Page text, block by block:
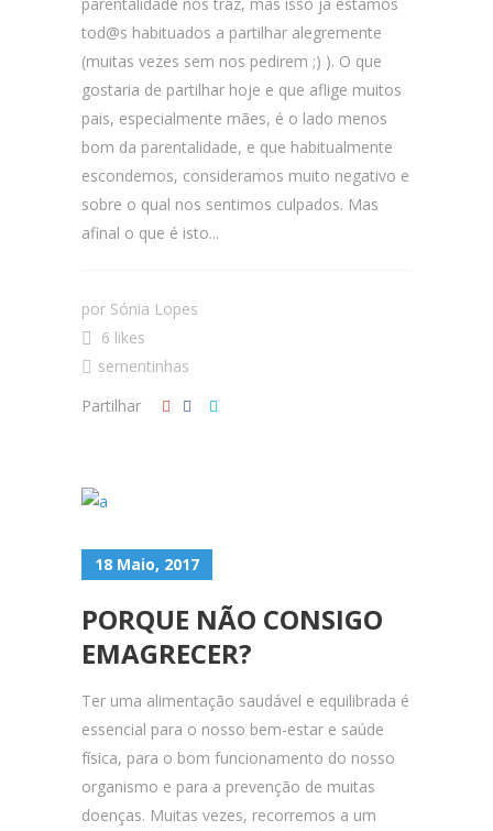
tod@s habituados a partilhar alegremente
(muitas vezes sem nos pedirem ;) ). O que
gostaria de partilhar hoje e que aflige muitos
pais, especialmente mães, é o lado menos
bom da parentalidade, e que habitualmente
escondemos, consideramos muito negativo e
sobre o qual nos sentimos culpados. Mas
afinal o que é isto...
por Sónia Lopes
6 likes
sementinhas
Partilhar
18 Maio, 2017
PORQUE NÃO CONSIGO
EMAGRECER?
Ter uma alimentação saudável e equilibrada é
essencial para o nosso bem-estar e saúde
física, para o bom funcionamento do nosso
organismo e para a prevenção de muitas
doenças. Muitas vezes, recorremos a um